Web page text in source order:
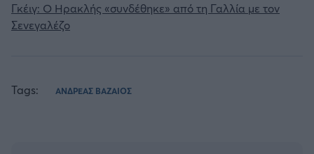
Γκέιγ: Ο Ηρακλής «συνδέθηκε» από τη Γαλλία με τον
Σενεγαλέζο
Tags: ΑΝΔΡΕΑΣ ΒΑΖΑΙΟΣ